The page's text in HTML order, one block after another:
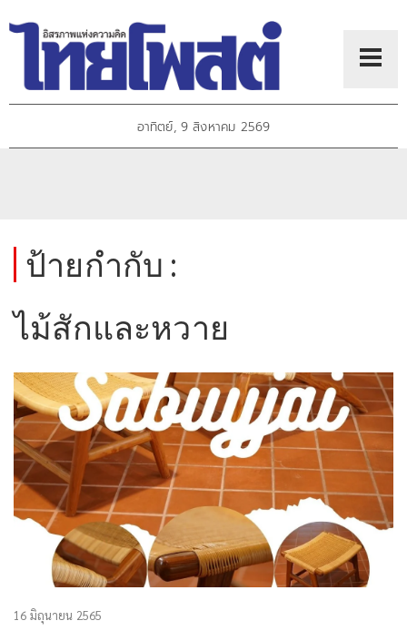
อาทิตย์, 9 สิงหาคม 2569
ป้ายกำกับ :
ไม้สักและหวาย
16 มิถุนายน 2565